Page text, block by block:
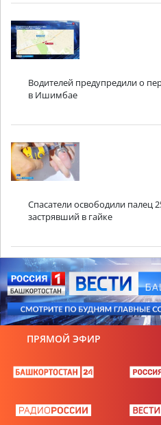
Водителей предупредили о
в Ишимбае
Спасатели освободили палец
застрявший в гайке
ПРЯМОЙ ЭФИР